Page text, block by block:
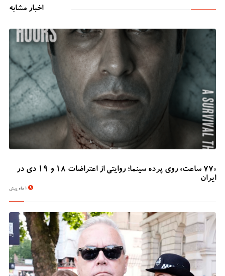
اخبار مشابه
«۷۷ ساعت» روی پرده سینما؛ روایتی از اعتراضات ۱۸ و ۱۹ دی در
ایران